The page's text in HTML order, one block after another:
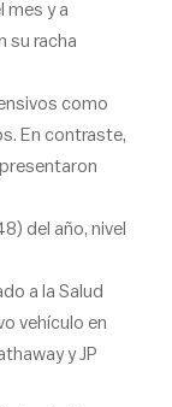
mes y a
su racha
como
En contraste,
del año, nivel
a la Salud
vehículo en
y JP